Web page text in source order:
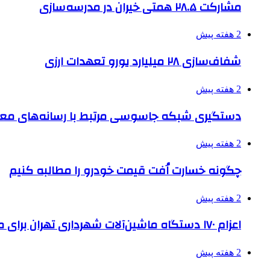
مشارکت ۲۸.۵ همتی خیران در مدرسه‌سازی
2 هفته پیش
شفاف‌سازی ۲۸ میلیارد یورو تعهدات ارزی
2 هفته پیش
دستگیری شبکه جاسوسی مرتبط با رسانه‌های
2 هفته پیش
چگونه خسارت اُفت قیمت خودرو را مطالبه کنیم
2 هفته پیش
اعزام ۱۷۰ دستگاه ماشین‌آلات شهرداری تهران برای مراسم اربعین
2 هفته پیش